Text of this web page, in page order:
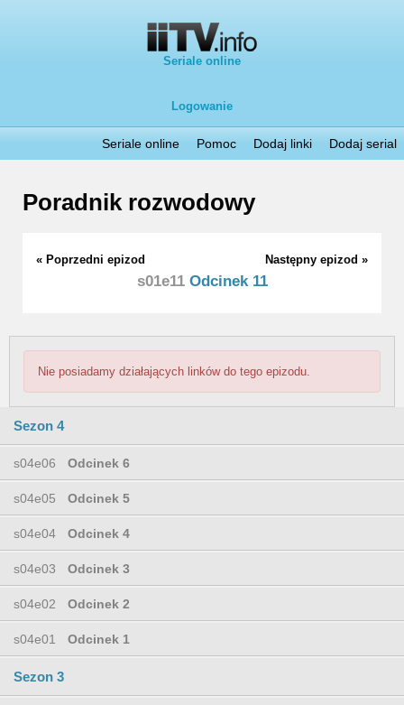
Seriale online
Logowanie
Seriale online Pomoc Dodaj linki Dodaj serial
Poradnik rozwodowy
« Poprzedni epizod Następny epizod »
s01e11Odcinek 11
Nie posiadamy działających linków do tego epizodu.
Sezon 4
s04e06 Odcinek 6
s04e05 Odcinek 5
s04e04 Odcinek 4
s04e03 Odcinek 3
s04e02 Odcinek 2
s04e01 Odcinek 1
Sezon 3